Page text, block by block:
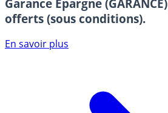
Garance Epargne (GARANCE)
offerts (sous conditions).
En savoir plus